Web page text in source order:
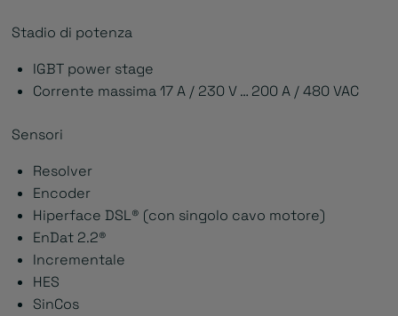
Stadio di potenza
IGBT power stage
Corrente massima 17 A / 230 V … 200 A / 480 VAC
Sensori
Resolver
Encoder
Hiperface DSL® (con singolo cavo motore)
EnDat 2.2®
Incrementale
HES
SinCos